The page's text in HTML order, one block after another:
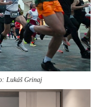
Lukáš Grinaj